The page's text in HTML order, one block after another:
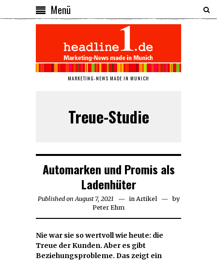
Menü
MARKETING-NEWS MADE IN MUNICH
Treue-Studie
Automarken und Promis als
Ladenhüter
Published on August 7, 2021 August
7,
2021
in Artikel
by
Peter Ehm
Nie war sie so wertvoll wie heute: die
Treue der Kunden. Aber es gibt
Beziehungsprobleme. Das zeigt ein